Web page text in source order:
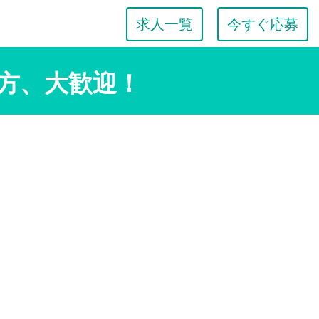
今すぐ応募
求人一覧
、大歓迎！